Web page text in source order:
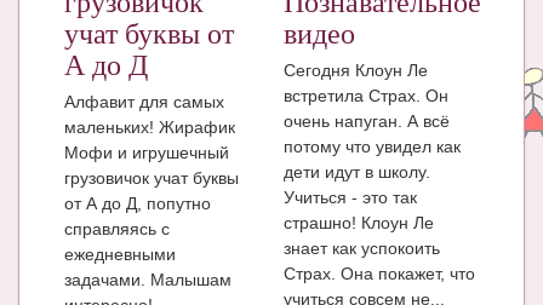
ПСИХОЛОГИЯ
ЗДОРОВЬЕ
МОДА И КРАСОТА
КОНКУРСЫ
СООБЩЕСТВА
учат буквы от
А до Д
Алфавит для самых
маленьких! Жирафик
Мофи и игрушечный
грузовичок учат буквы
от А до Д, попутно
справляясь с
ежедневными
задачами. Малышам
видео
Сегодня Клоун Ле
встретила Страх. Он
очень напуган. А всё
потому что увидел как
дети идут в школу.
Учиться - это так
страшно! Клоун Ле
знает как успокоить
Страх. Она покажет, что
учиться совсем не...